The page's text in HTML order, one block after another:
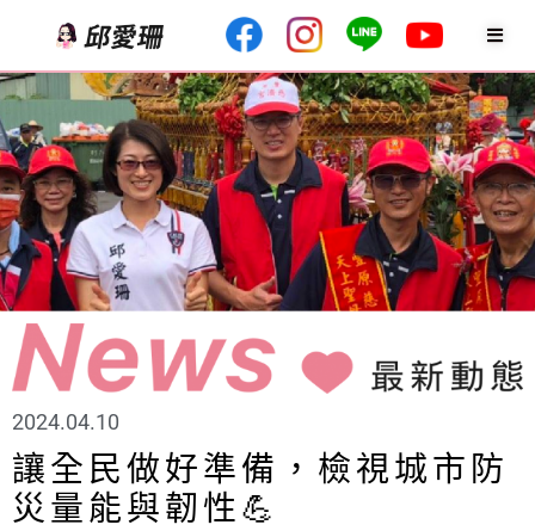
2024.04.10
讓全民做好準備，檢視城市防
災量能與韌性💪